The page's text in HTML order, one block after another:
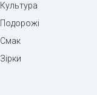
Культура
Подорожі
Смак
Зірки